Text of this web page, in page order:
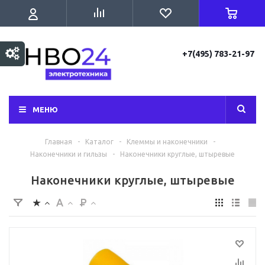
+7(495) 783-21-97
МЕНЮ
Главная - Каталог - Клеммы и наконечники
-
Наконечники и гильзы
- Наконечники круглые, штыревые
Наконечники круглые, штыревые